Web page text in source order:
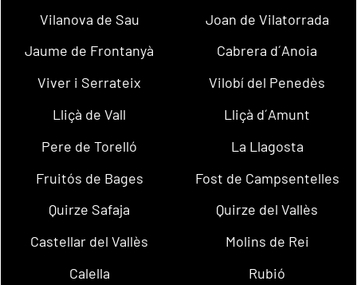
Vilanova de Sau
Joan de Vilatorrada
Jaume de Frontanyà
Cabrera d´Anoia
Viver i Serrateix
Vilobí del Penedès
Lliçà de Vall
Lliçà d´Amunt
Pere de Torelló
La Llagosta
Fruitós de Bages
Fost de Campsentelles
Quirze Safaja
Quirze del Vallès
Castellar del Vallès
Molins de Rei
Calella
Rubió